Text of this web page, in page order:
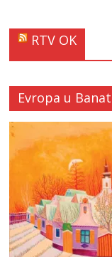
RTV OK
Evropa u